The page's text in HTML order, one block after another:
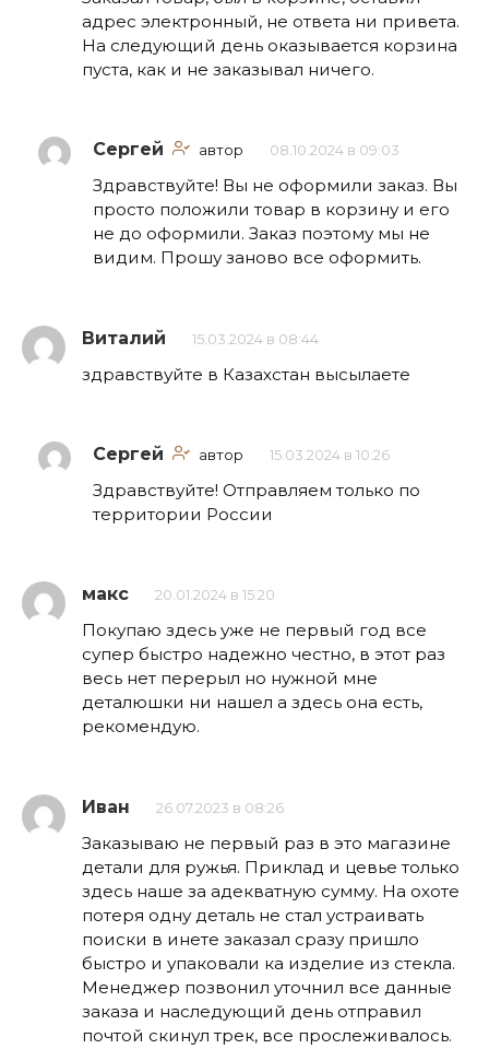
адрес электронный, не ответа ни привета.
На следующий день оказывается корзина
пуста, как и не заказывал ничего.
Сергей автор 08.10.2024 в 09:03
Здравствуйте! Вы не оформили заказ. Вы
просто положили товар в корзину и его
не до оформили. Заказ поэтому мы не
видим. Прошу заново все оформить.
Виталий 15.03.2024 в 08:44
здравствуйте в Казахстан высылаете
Сергей автор 15.03.2024 в 10:26
Здравствуйте! Отправляем только по
территории России
макс 20.01.2024 в 15:20
Покупаю здесь уже не первый год все
супер быстро надежно честно, в этот раз
весь нет перерыл но нужной мне
деталюшки ни нашел а здесь она есть,
рекомендую.
Иван 26.07.2023 в 08:26
Заказываю не первый раз в это магазине
детали для ружья. Приклад и цевье только
здесь наше за адекватную сумму. На охоте
потеря одну деталь не стал устраивать
поиски в инете заказал сразу пришло
быстро и упаковали ка изделие из стекла.
Менеджер позвонил уточнил все данные
заказа и наследующий день отправил
почтой скинул трек, все прослеживалось.